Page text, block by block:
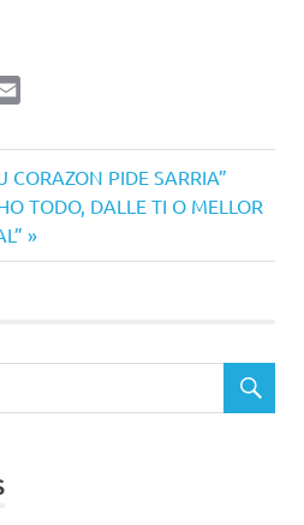
CORAZON PIDE SARRIA”
TODO, DALLE TI O MELLOR